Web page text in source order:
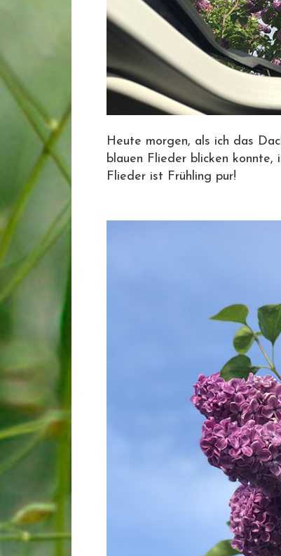
Heute morgen, als ich das
blauen Flieder blicken
Flieder ist Frühling pur!